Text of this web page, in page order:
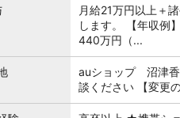
月給21万円以上＋
します。 【年収例
440万円（...
auショップ 沼津香
談ください 【変更